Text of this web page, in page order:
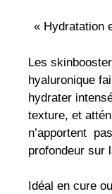
« Hydratation
Les
hyaluronique
hydrater
texture, et
n’apportent
profondeur sur
Idéal en cure